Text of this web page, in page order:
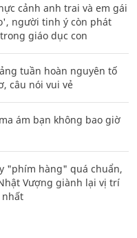
cảnh anh trai và em gái
người tinh ý còn phát
giáo dục con
tuần hoàn nguyên tố
câu nói vui vẻ
ám bạn không bao giờ
"phím hàng" quá chuẩn,
Vượng giành lại vị trí